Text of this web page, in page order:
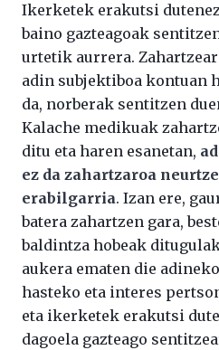
Ikerketek erakutsi
baino gazteagoak
urtetik aurrera.
adin subjektiboa kontuan
da, norberak sentitzen
Kalache medikuak
ditu eta haren esanetan,
ez da zahartzaroa
erabilgarria. Izan ere,
batera zahartzen gara,
baldintza hobeak
aukera ematen die
hasteko eta interes
eta ikerketek erakutsi
dagoela gazteago